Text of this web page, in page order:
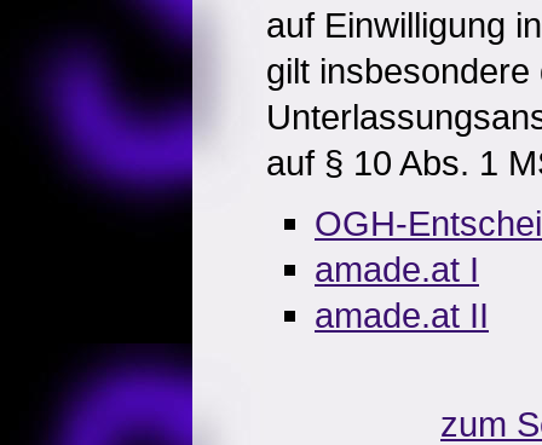
auf Einwilligung
gilt
auf § 10 Abs. 1
OGH-
amade.at I
amade.at II
zum